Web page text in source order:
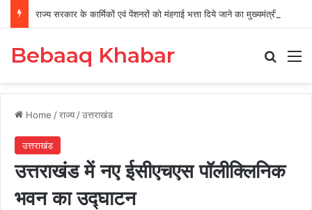
Bebaaq Khabar
Home /राज्य /उत्तराखंड
उत्तराखंड
उत्तराखंड में नए ईसीएचएस पॉलीक्लिनिक
भवन का उद्घाटन